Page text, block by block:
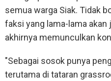
semua warga Siak. Tidak
faksi yang lama-lama akan
akhirnya memunculkan
"Sebagai sosok punya
terutama di tataran